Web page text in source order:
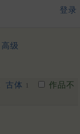
登录
高级
古体 1
作品不